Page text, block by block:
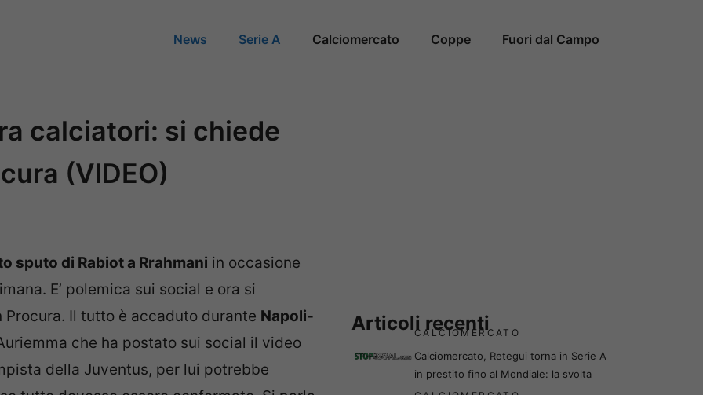
News Serie A Calciomercato Coppe Fuori dal Campo
calciatori: si chiede
(VIDEO)
sputo di Rabiot a Rrahmani in occasione
E’ polemica sui social e ora si
Il tutto è accaduto durante Napoli-
che ha postato sui social il video
della Juventus, per lui potrebbe
Articoli recenti
CALCIOMERCATO
Calciomercato, Retegui torna in Serie A
in prestito fino al Mondiale: la svolta